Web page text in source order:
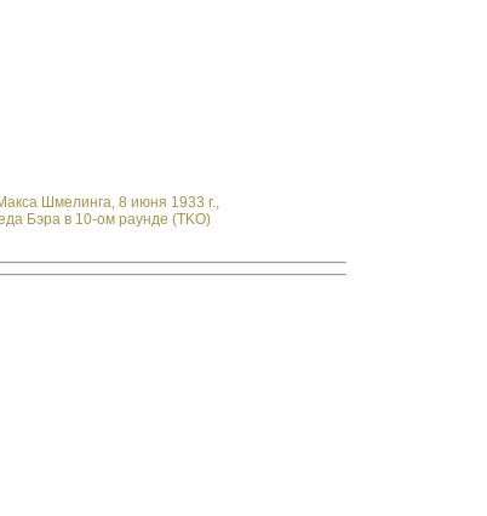
Шмелинга, 8 июня 1933 г.,
Бэра в 10-ом раунде (TKO)